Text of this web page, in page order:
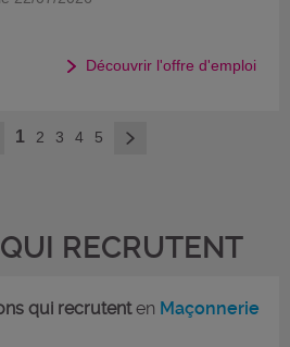
Découvrir l'offre d'emploi
1 2 3 4 5 >
RECRUTENT
qui recrutenten Maçonnerie